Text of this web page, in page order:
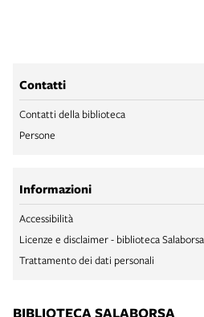
Contatti
Contatti della biblioteca
Persone
Informazioni
Accessibilità
Licenze e disclaimer - biblioteca Salaborsa
Trattamento dei dati personali
BIBLIOTECA SALABORSA